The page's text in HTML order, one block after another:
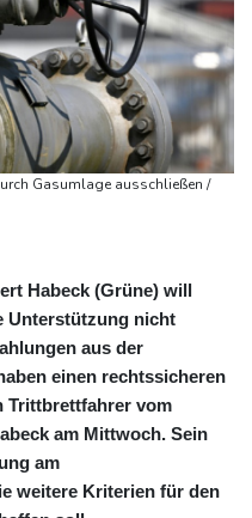
Gasumlage ausschließen /
Habeck (Grüne) will
Unterstützung nicht
aus der
einen rechtssicheren
Trittbrettfahrer vom
am Mittwoch. Sein
am
weitere Kriterien für den